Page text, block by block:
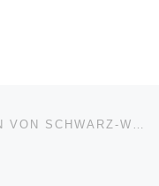
SLV DUISBURG: SCHWEISSEN VON SCHWARZ-WEISS-VERBINDUNGEN (SEMINAR | DUISBURG)